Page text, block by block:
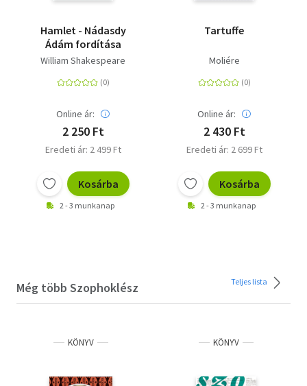
Hamlet - Nádasdy
Ádám fordítása
William Shakespeare
Online ár:
2 250 Ft
Eredeti ár: 2 499 Ft
Kosárba
2 - 3 munkanap
Tartuffe
Moliére
Online ár:
2 430 Ft
Eredeti ár: 2 699 Ft
Kosárba
2 - 3 munkanap
Még több Szophoklész Teljes lista
KÖNYV KÖNYV